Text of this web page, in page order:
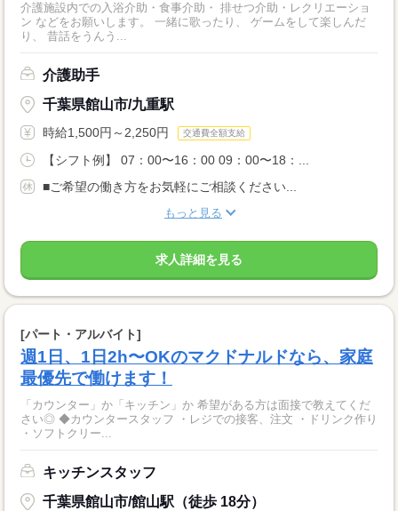
介護施設内での入浴介助・食事介助・ 排せつ介助・レクリエーショ
ン などをお願いします。 一緒に歌ったり、 ゲームをして楽しんだ
り、 昔話をうんう...
介護助手
千葉県館山市/九重駅
時給1,500円～2,250円 交通費全額支給
【シフト例】 07：00〜16：00 09：00〜18：...
■ご希望の働き方をお気軽にご相談ください...
もっと見る
求人詳細を見る
[パート・アルバイト]
週1日、1日2h〜OKのマクドナルドなら、家庭
最優先で働けます！
「カウンター」か「キッチン」か 希望がある方は面接で教えてくだ
さい◎ ◆カウンタースタッフ ・レジでの接客、注文 ・ドリンク作り
・ソフトクリー...
キッチンスタッフ
千葉県館山市/館山駅（徒歩 18分）